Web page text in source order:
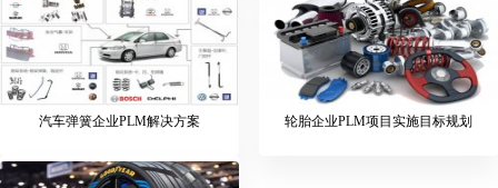
汽车弹簧企业PLM解决方案 轮胎企业PLM项目实施目标规划